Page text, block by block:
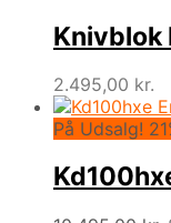
Knivblok
2.495,00 kr.
På Udsalg!